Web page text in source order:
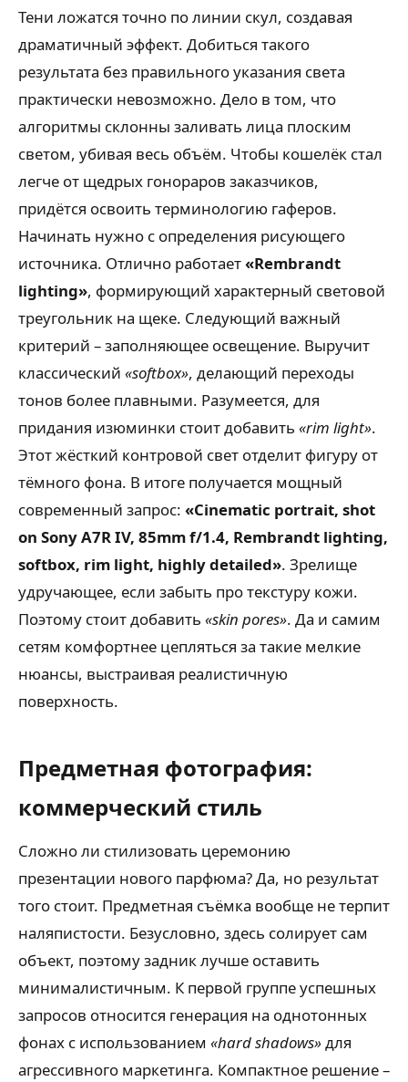
Тени ложатся точно по линии скул, создавая
драматичный эффект. Добиться такого
результата без правильного указания света
практически невозможно. Дело в том, что
алгоритмы склонны заливать лица плоским
светом, убивая весь объём. Чтобы кошелёк стал
легче от щедрых гонораров заказчиков,
придётся освоить терминологию гаферов.
Начинать нужно с определения рисующего
источника. Отлично работает«Rembrandt
lighting», формирующий характерный световой
треугольник на щеке. Следующий важный
критерий – заполняющее освещение. Выручит
классический «softbox», делающий переходы
тонов более плавными. Разумеется, для
придания изюминки стоит добавить «rim light».
Этот жёсткий контровой свет отделит фигуру от
тёмного фона. В итоге получается мощный
современный запрос: «Cinematic portrait, shot
on Sony A7R IV, 85mm f/1.4, Rembrandt lighting,
softbox, rim light, highly detailed». Зрелище
удручающее, если забыть про текстуру кожи.
Поэтому стоит добавить «skin pores». Да и самим
сетям комфортнее цепляться за такие мелкие
нюансы, выстраивая реалистичную
поверхность.
Предметная фотография:
коммерческий стиль
Сложно ли стилизовать церемонию
презентации нового парфюма? Да, но результат
того стоит. Предметная съёмка вообще не терпит
наляпистости. Безусловно, здесь солирует сам
объект, поэтому задник лучше оставить
минималистичным. К первой группе успешных
запросов относится генерация на однотонных
фонах с использованием «hard shadows»для
агрессивного маркетинга. Компактное решение –